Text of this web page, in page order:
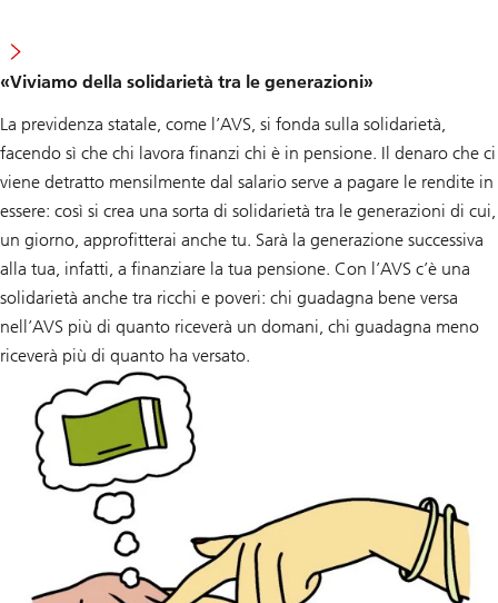
«Viviamo della solidarietà tra le generazioni»
La previdenza statale, come l’AVS, si fonda sulla solidarietà,
facendo sì che chi lavora finanzi chi è in pensione. Il denaro che ci
viene detratto mensilmente dal salario serve a pagare le rendite in
essere: così si crea una sorta di solidarietà tra le generazioni di cui,
un giorno, approfitterai anche tu. Sarà la generazione successiva
alla tua, infatti, a finanziare la tua pensione. Con l’AVS c’è una
solidarietà anche tra ricchi e poveri: chi guadagna bene versa
nell’AVS più di quanto riceverà un domani, chi guadagna meno
riceverà più di quanto ha versato.